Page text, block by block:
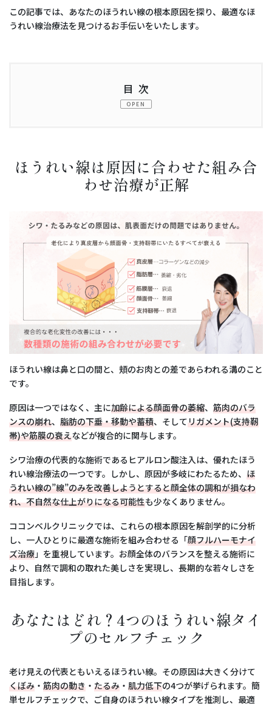
この記事では、あなたのほうれい線の根本原因を探り、最適なほ
うれい線治療法を見つけるお手伝いをいたします。
目次
OPEN
ェック
【タイプ別】ほうれい線に効果的な美容施術
4.当院の「顔フルハーモナイズ治療」でほうれい線を
ほうれい線は原因に合わせた組み合
わせ治療が正解
ほうれい線は鼻と口の間と、頬のお肉との差であらわれる溝のこと
です。
原因は一つではなく、主に加齢による顔面骨の萎縮、 筋肉のバラ
ンスの崩れ、 脂肪の下垂・移動や蓄積、そしてリガメント(支持靭
帯)や筋膜の衰えなどが複合的に関与します。
シワ治療の代表的な施術であるヒアルロン酸注入は、優れたほう
れい線治療法の一つです。しかし、原因が多岐にわたるため、 ほ
うれい線の”線”のみを改善しようとすると顔全体の調和が損なわ
れ、不自然な仕上がりになる可能性も少なくありません。
ココンベルクリニックでは、これらの根本原因を解剖学的に分析
し、一人ひとりに最適な施術を組み合わせる「顔フルハーモナイ
ズ治療」を重視しています。お顔全体のバランスを整える施術に
より、自然で調和の取れた美しさを実現し、長期的な若々しさを
目指します。
あなたはどれ？4つのほうれい線タイ
プのセルフチェック
老け見えの代表ともいえるほうれい線。その原因は大きく分けて
くぼみ ・ 筋肉の動き ・ たるみ ・ 肌力低下の4つが挙げられます。簡
単セルフチェックで、ご自身のほうれい線タイプを推測し、最適